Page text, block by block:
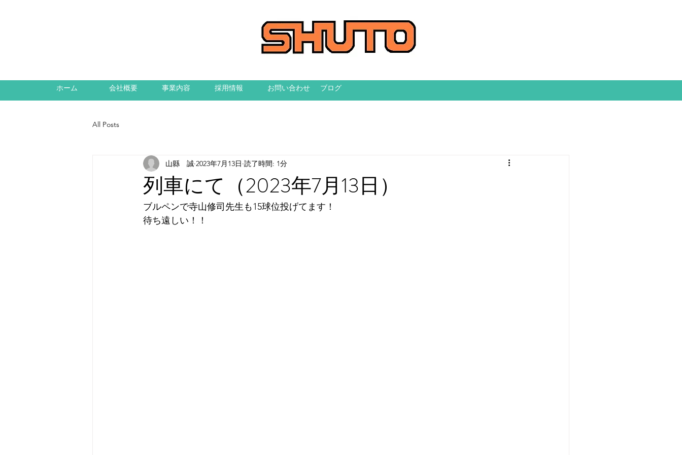
ホーム 会社概要 事業内容 採用情報 お問い合わせ ブログ
All Posts
列車にて（2023年7月13日）
山縣 誠 2023年7月13日 読了時間: 1分
ブルペンで寺山修司先生も15球位投げてます！
待ち遠しい！！